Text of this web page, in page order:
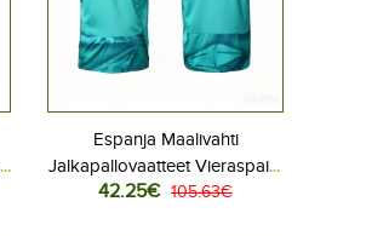
Espanja Maalivahti
Jalkapallovaatteet Vieraspaita
MM-kisat 2026 Lyhythihainen
42.25€ 105.63€